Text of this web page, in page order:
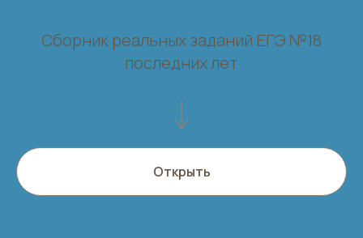
Сборник реальных заданий ЕГЭ №18
последних лет
Открыть